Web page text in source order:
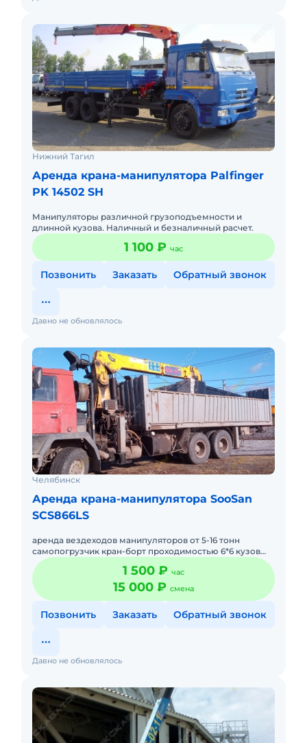
Нижний Тагил
Аренда крана-манипулятора Palfinger
PK 14502 SH
Манипуляторы различной грузоподъемности и
длинной кузова. Наличный и безналичный расчет.
1 100 ₽ час
Позвонить Заказать Обратный звонок
Давно не обновлялось
Челябинск
Аренда крана-манипулятора SooSan
SCS866LS
аренда вездеходов манипуляторов от 5-16 тонн
самопогрузчик кран-борт проходимостью 6*6 кузов
(борт) 16 тон, размер 7.5*2,5 метра, стрела 8 тон 22
метра. Есть ко
1 500 ₽ час
15 000 ₽ смена
Позвонить Заказать Обратный звонок
Давно не обновлялось